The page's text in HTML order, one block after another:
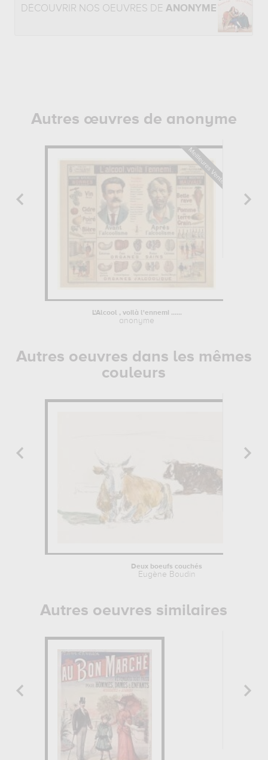
DÉCOUVRIR NOS OEUVRES DEANONYME
Autres œuvres de anonyme
L'Alcool , voilà l'ennemi ......
anonyme
Autres oeuvres dans les mêmes
couleurs
Deux boeufs couchés
Eugène Boudin
Autres oeuvres similaires